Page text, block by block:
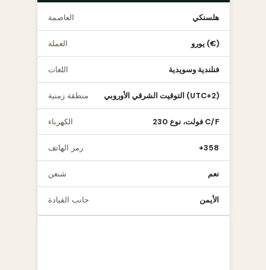
العاصمة هلسنكي
العملة يورو (€)
اللغات فنلندية وسويدية
منطقة زمنية التوقيت الشرقي الأوروبي (UTC+2)
الكهرباء 230 فولت، نوع C/F
رمز الهاتف +358
شنغن نعم
جانب القيادة الأيمن